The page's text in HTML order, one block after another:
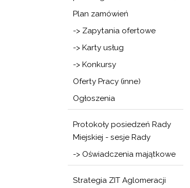
Plan zamówień
-> Zapytania ofertowe
-> Karty usług
-> Konkursy
Oferty Pracy (inne)
Ogłoszenia
Protokoły posiedzeń Rady
Miejskiej - sesje Rady
-> Oświadczenia majątkowe
Strategia ZIT Aglomeracji